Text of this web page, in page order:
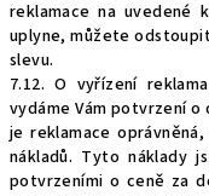
reklamace na uvedené
uplyne, můžete
slevu.
7.12. O vyřízení
vydáme Vám potvrzení
je reklamace
nákladů. Tyto náklady
potvrzeními o ceně za